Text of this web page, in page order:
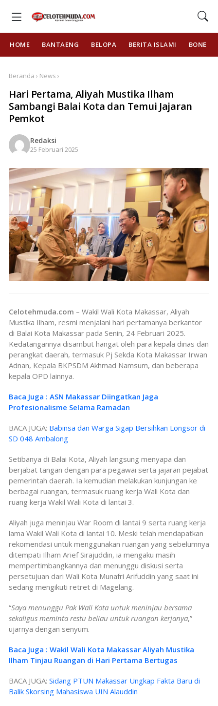
HOME BANTAENG BELOPA BERITA ISLAMI BONE
Beranda › News ›
Hari Pertama, Aliyah Mustika Ilham
Sambangi Balai Kota dan Temui Jajaran
Pemkot
Redaksi
25 Februari 2025
Celotehmuda.com – Wakil Wali Kota Makassar, Aliyah
Mustika Ilham, resmi menjalani hari pertamanya berkantor
di Balai Kota Makassar pada Senin, 24 Februari 2025.
Kedatangannya disambut hangat oleh para kepala dinas dan
perangkat daerah, termasuk Pj Sekda Kota Makassar Irwan
Adnan, Kepala BKPSDM Akhmad Namsum, dan beberapa
kepala OPD lainnya.
Baca Juga : ASN Makassar Diingatkan Jaga
Profesionalisme Selama Ramadan
BACA JUGA: Babinsa dan Warga Sigap Bersihkan Longsor di
SD 048 Ambalong
Setibanya di Balai Kota, Aliyah langsung menyapa dan
berjabat tangan dengan para pegawai serta jajaran pejabat
pemerintah daerah. Ia kemudian melakukan kunjungan ke
berbagai ruangan, termasuk ruang kerja Wali Kota dan
ruang kerja Wakil Wali Kota di lantai 3.
Aliyah juga meninjau War Room di lantai 9 serta ruang kerja
lama Wakil Wali Kota di lantai 10. Meski telah mendapatkan
rekomendasi untuk menggunakan ruangan yang sebelumnya
ditempati Ilham Arief Sirajuddin, ia mengaku masih
mempertimbangkannya dan menunggu diskusi serta
persetujuan dari Wali Kota Munafri Arifuddin yang saat ini
sedang mengikuti retret di Magelang.
“Saya menunggu Pak Wali Kota untuk meninjau bersama
sekaligus meminta restu beliau untuk ruangan kerjanya,”
ujarnya dengan senyum.
Baca Juga : Wakil Wali Kota Makassar Aliyah Mustika
Ilham Tinjau Ruangan di Hari Pertama Bertugas
BACA JUGA: Sidang PTUN Makassar Ungkap Fakta Baru di
Balik Skorsing Mahasiswa UIN Alauddin